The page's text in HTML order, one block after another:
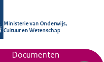
Ministerie van Onderwijs,
Cultuur en Wetenschap
Documenten